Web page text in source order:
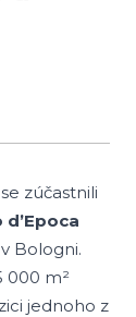
se zúčastnili
Bologni.
000 m²
jednoho z